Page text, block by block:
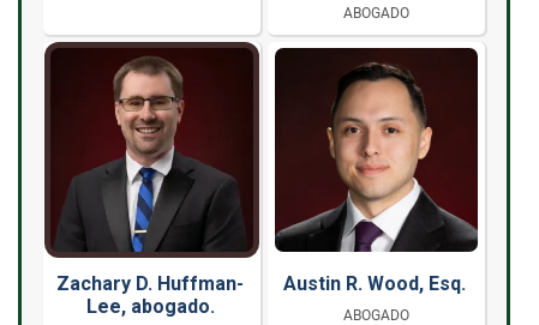
ABOGADO
Zachary D. Huffman-
Lee, abogado.
Austin R. Wood, Esq.
ABOGADO